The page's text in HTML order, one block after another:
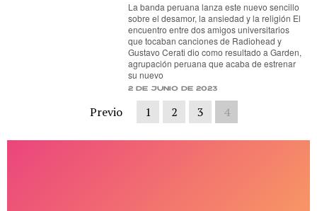
La banda peruana lanza este nuevo sencillo
sobre el desamor, la ansiedad y la religión El
encuentro entre dos amigos universitarios
que tocaban canciones de Radiohead y
Gustavo Cerati dio como resultado a Garden,
agrupación peruana que acaba de estrenar
su nuevo
2 de junio de 2023
Previo 1 2 3 4